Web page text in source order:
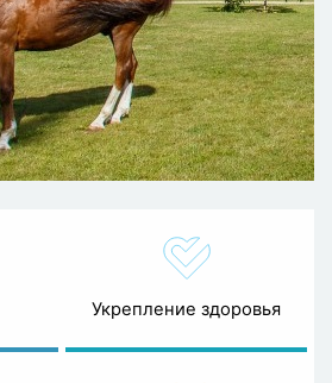
Укрепление здоровья